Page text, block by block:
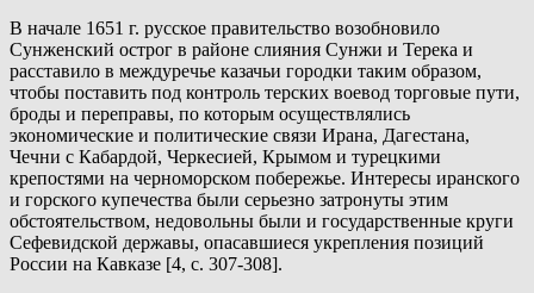
В начале 1651 г. русское правительство возобновило
Сунженский острог в районе слияния Сунжи и Терека и
расставило в междуречье казачьи городки таким образом,
чтобы поставить под контроль терских воевод торговые пути,
броды и переправы, по которым осуществлялись
экономические и политические связи Ирана, Дагестана,
Чечни с Кабардой, Черкесией, Крымом и турецкими
крепостями на черноморском побережье. Интересы иранского
и горского купечества были серьезно затронуты этим
обстоятельством, недовольны были и государственные круги
Сефевидской державы, опасавшиеся укрепления позиций
России на Кавказе [4, с. 307-308].